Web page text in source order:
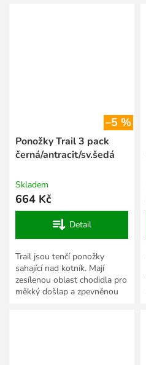
–5 %
Ponožky Trail 3 pack
černá/antracit/sv.šedá
Skladem
664 Kč
Detail
Trail jsou tenčí ponožky
sahající nad kotník. Mají
zesílenou oblast chodidla pro
měkký došlap a zpevněnou